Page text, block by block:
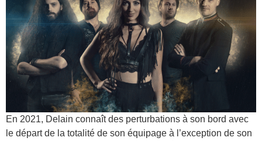
En 2021, Delain connaît des perturbations à son bord avec
le départ de la totalité de son équipage à l’exception de son